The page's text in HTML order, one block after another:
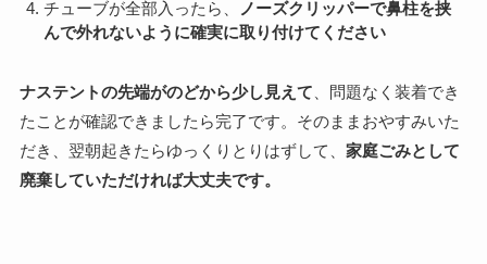
チューブが全部入ったら、
ノーズクリッパーで鼻柱を挟
んで外れないように確実に取り付けてください
ナステントの先端がのどから少し見えて 、問題なく装着でき
たことが確認できましたら完了です。そのままおやすみいた
だき、翌朝起きたらゆっくりとりはずして、 家庭ごみとして
廃棄していただければ大丈夫です。